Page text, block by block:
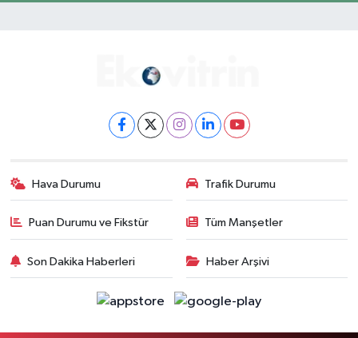
Hava Durumu Trafik Durumu
Puan Durumu ve Fikstür Tüm Manşetler
Son Dakika Haberleri Haber Arşivi